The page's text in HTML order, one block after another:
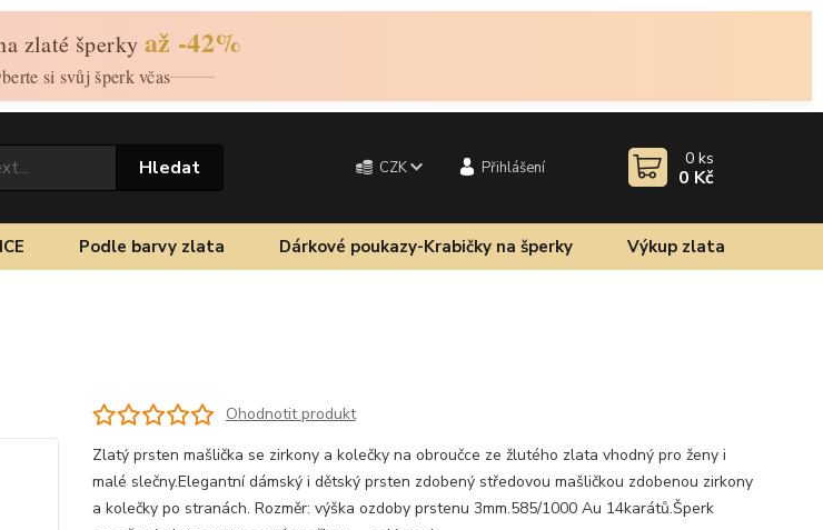
zlaté šperky až -42%
si svůj šperk včas
CZK Přihlášení
Hledat 0 ks
0 Kč
Podle barvy zlata Dárkové poukazy-Krabičky na šperky Výkup zlata
Ohodnotit produkt
Zlatý prsten mašlička se zirkony a kolečky na obroučce ze žlutého zlata vhodný pro ženy i
malé slečny.Elegantní dámský i dětský prsten zdobený středovou mašličkou zdobenou zirkony
a kolečky po stranách. Rozměr: výška ozdoby prstenu 3mm.585/1000 Au 14karátů.Šperk